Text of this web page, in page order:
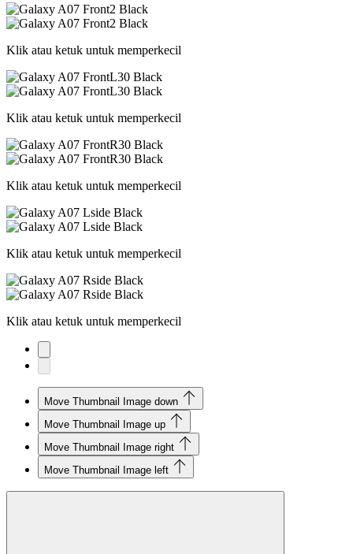
Klik atau ketuk untuk memperkecil
Klik atau ketuk untuk memperkecil
Klik atau ketuk untuk memperkecil
Klik atau ketuk untuk memperkecil
Klik atau ketuk untuk memperkecil
Move Thumbnail Image down
Move Thumbnail Image up
Move Thumbnail Image right
Move Thumbnail Image left